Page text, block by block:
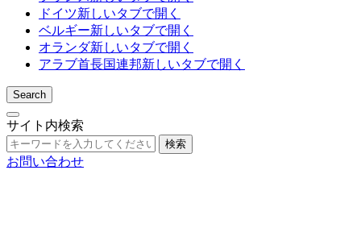
ドイツ新しいタブで開く
ベルギー新しいタブで開く
オランダ新しいタブで開く
アラブ首長国連邦新しいタブで開く
Search
サイト内検索
検索
お問い合わせ